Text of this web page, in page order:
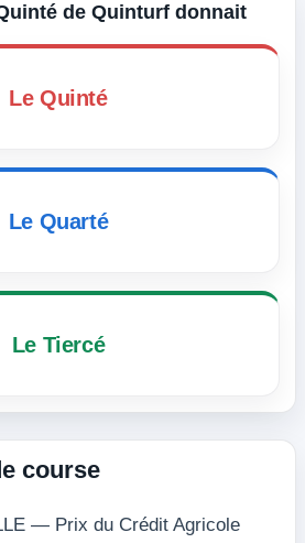
de Quinturf donnait
Le Quinté
Le Quarté
Le Tiercé
course
— Prix du Crédit Agricole